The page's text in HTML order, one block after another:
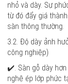
nhỏ và dày. Sự
từ đó đẩy giá
sàn thông thường.
3.2. Độ dày ảnh
công nghiệp)
✔️. Sàn gỗ dày hơn
nghệ ép lớp phức